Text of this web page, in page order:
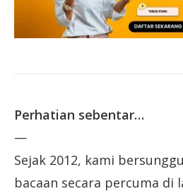
Perhatian sebentar…
—
Sejak 2012, kami
bacaan secara percuma di